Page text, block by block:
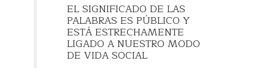
EL SIGNIFICADO DE LAS
PALABRAS ES PÚBLICO Y
ESTÁ ESTRECHAMENTE
LIGADO A NUESTRO MODO
DE VIDA SOCIAL